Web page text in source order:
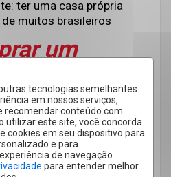
tecnologias semelhantes
em nossos serviços,
recomendar conteúdo com
utilizar este site, você concorda
cookies em seu dispositivo para
e para
de navegação.
para entender melhor
ter uma casa própria
muitos brasileiros
um
o sonho da casa
conversar com um dos
aqui para te ajudar no